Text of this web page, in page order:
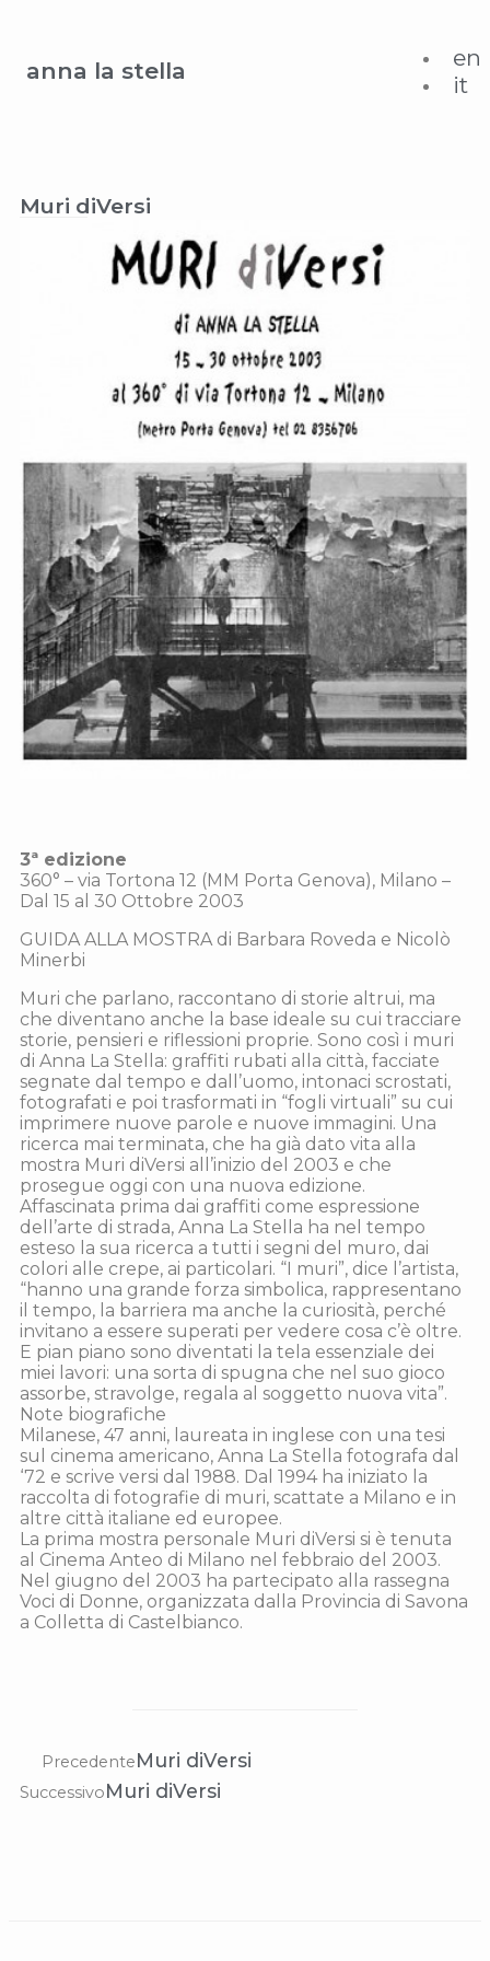
anna la stella
en
it
Muri diVersi
3ª edizione
360° – via Tortona 12 (MM Porta Genova), Milano –
Dal 15 al 30 Ottobre 2003
GUIDA ALLA MOSTRA di Barbara Roveda e Nicolò
Minerbi
Muri che parlano, raccontano di storie altrui, ma
che diventano anche la base ideale su cui tracciare
storie, pensieri e riflessioni proprie. Sono così i muri
di Anna La Stella: graffiti rubati alla città, facciate
segnate dal tempo e dall’uomo, intonaci scrostati,
fotografati e poi trasformati in “fogli virtuali” su cui
imprimere nuove parole e nuove immagini. Una
ricerca mai terminata, che ha già dato vita alla
mostra Muri diVersi all’inizio del 2003 e che
prosegue oggi con una nuova edizione.
Affascinata prima dai graffiti come espressione
dell’arte di strada, Anna La Stella ha nel tempo
esteso la sua ricerca a tutti i segni del muro, dai
colori alle crepe, ai particolari. “I muri”, dice l’artista,
“hanno una grande forza simbolica, rappresentano
il tempo, la barriera ma anche la curiosità, perché
invitano a essere superati per vedere cosa c’è oltre.
E pian piano sono diventati la tela essenziale dei
miei lavori: una sorta di spugna che nel suo gioco
assorbe, stravolge, regala al soggetto nuova vita”.
Note biografiche
Milanese, 47 anni, laureata in inglese con una tesi
sul cinema americano, Anna La Stella fotografa dal
‘72 e scrive versi dal 1988. Dal 1994 ha iniziato la
raccolta di fotografie di muri, scattate a Milano e in
altre città italiane ed europee.
La prima mostra personale Muri diVersi si è tenuta
al Cinema Anteo di Milano nel febbraio del 2003.
Nel giugno del 2003 ha partecipato alla rassegna
Voci di Donne, organizzata dalla Provincia di Savona
a Colletta di Castelbianco.
PrecedenteMuri diVersi
SuccessivoMuri diVersi